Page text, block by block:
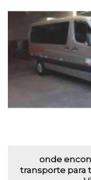
onde
transporte para